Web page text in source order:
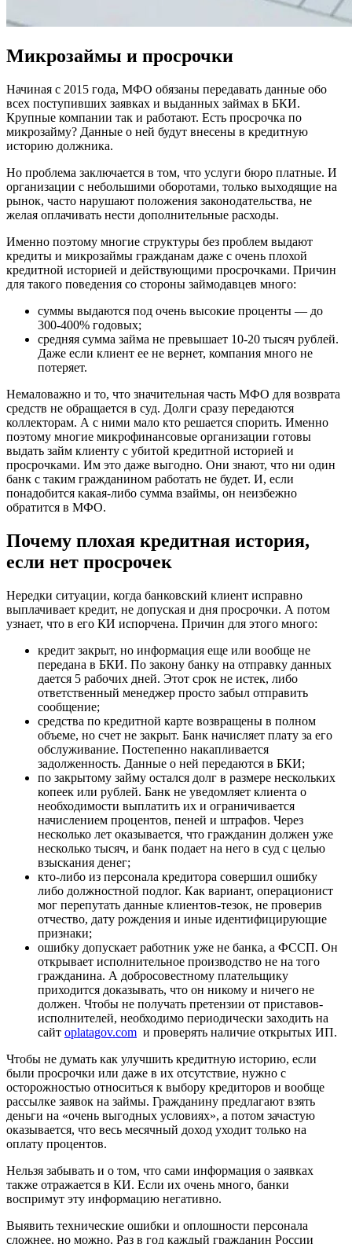
Микрозаймы и просрочки
Начиная с 2015 года, МФО обязаны передавать данные обо
всех поступивших заявках и выданных займах в БКИ.
Крупные компании так и работают. Есть просрочка по
микрозайму? Данные о ней будут внесены в кредитную
историю должника.
Но проблема заключается в том, что услуги бюро платные. И
организации с небольшими оборотами, только выходящие на
рынок, часто нарушают положения законодательства, не
желая оплачивать нести дополнительные расходы.
Именно поэтому многие структуры без проблем выдают
кредиты и микрозаймы гражданам даже с очень плохой
кредитной историей и действующими просрочками. Причин
для такого поведения со стороны займодавцев много:
суммы выдаются под очень высокие проценты — до
300-400% годовых;
средняя сумма займа не превышает 10-20 тысяч рублей.
Даже если клиент ее не вернет, компания много не
потеряет.
Немаловажно и то, что значительная часть МФО для возврата
средств не обращается в суд. Долги сразу передаются
коллекторам. А с ними мало кто решается спорить. Именно
поэтому многие микрофинансовые организации готовы
выдать займ клиенту с убитой кредитной историей и
просрочками. Им это даже выгодно. Они знают, что ни один
банк с таким гражданином работать не будет. И, если
понадобится какая-либо сумма взаймы, он неизбежно
обратится в МФО.
Почему плохая кредитная история,
если нет просрочек
Нередки ситуации, когда банковский клиент исправно
выплачивает кредит, не допуская и дня просрочки. А потом
узнает, что в его КИ испорчена. Причин для этого много:
кредит закрыт, но информация еще или вообще не
передана в БКИ. По закону банку на отправку данных
дается 5 рабочих дней. Этот срок не истек, либо
ответственный менеджер просто забыл отправить
сообщение;
средства по кредитной карте возвращены в полном
объеме, но счет не закрыт. Банк начисляет плату за его
обслуживание. Постепенно накапливается
задолженность. Данные о ней передаются в БКИ;
по закрытому займу остался долг в размере нескольких
копеек или рублей. Банк не уведомляет клиента о
необходимости выплатить их и ограничивается
начислением процентов, пеней и штрафов. Через
несколько лет оказывается, что гражданин должен уже
несколько тысяч, и банк подает на него в суд с целью
взыскания денег;
кто-либо из персонала кредитора совершил ошибку
либо должностной подлог. Как вариант, операционист
мог перепутать данные клиентов-тезок, не проверив
отчество, дату рождения и иные идентифицирующие
признаки;
ошибку допускает работник уже не банка, а ФССП. Он
открывает исполнительное производство не на того
гражданина. А добросовестному плательщику
приходится доказывать, что он никому и ничего не
должен. Чтобы не получать претензии от приставов-
исполнителей, необходимо периодически заходить на
сайт oplatagov.com и проверять наличие открытых ИП.
Чтобы не думать как улучшить кредитную историю, если
были просрочки или даже в их отсутствие, нужно с
осторожностью относиться к выбору кредиторов и вообще
рассылке заявок на займы. Гражданину предлагают взять
деньги на «очень выгодных условиях», а потом зачастую
оказывается, что весь месячный доход уходит только на
оплату процентов.
Нельзя забывать и о том, что сами информация о заявках
также отражается в КИ. Если их очень много, банки
воспримут эту информацию негативно.
Выявить технические ошибки и оплошности персонала
сложнее, но можно. Раз в год каждый гражданин России